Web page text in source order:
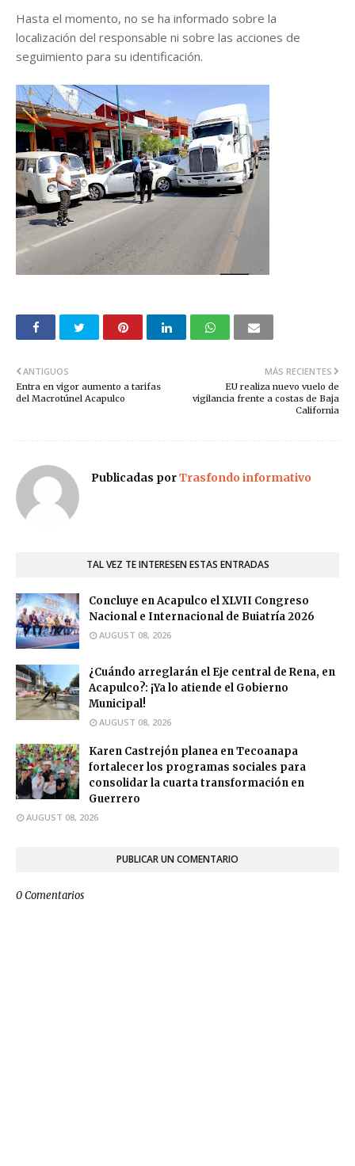
Hasta el momento, no se ha informado sobre la
localización del responsable ni sobre las acciones de
seguimiento para su identificación.
MÁS RECIENTES
EU realiza nuevo vuelo de
vigilancia frente a costas de Baja
California
ANTIGUOS
Entra en vigor aumento a tarifas
del Macrotúnel Acapulco
Publicadas porTrasfondo informativo
TAL VEZ TE INTERESEN ESTAS ENTRADAS
Concluye en Acapulco el XLVII Congreso
Nacional e Internacional de Buiatría 2026
AUGUST 08, 2026
¿Cuándo arreglarán el Eje central de Rena, en
Acapulco?: ¡Ya lo atiende el Gobierno
Municipal!
AUGUST 08, 2026
Karen Castrejón planea en Tecoanapa
fortalecer los programas sociales para
consolidar la cuarta transformación en
Guerrero
AUGUST 08, 2026
PUBLICAR UN COMENTARIO
0 Comentarios